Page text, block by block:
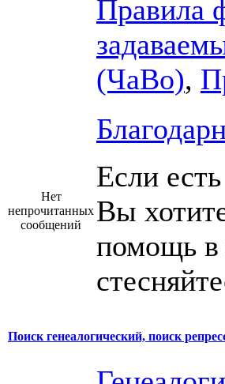
Правила
(ЧаВо),
Нет
непрочитанных
сообщений
Если
Вы
помощь в
Поиск генеалогический, поиск